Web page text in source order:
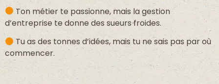
Ton métier te passionne, mais la gestion
d’entreprise te donne des sueurs froides.
Tu as des tonnes d’idées, mais tu ne sais pas par où
commencer.